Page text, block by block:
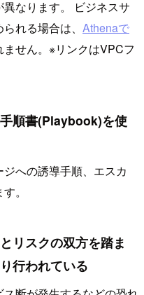
なります。 ビジネスサ
れる場合は、 Athenaで
せん。※リンクはVPCフ
順書(Playbook)を使
への誘導手順、エスカ
。
リスクの双方を踏ま
行われている